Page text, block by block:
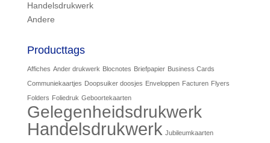
Handelsdrukwerk
Andere
Producttags
Affiches Ander drukwerk Blocnotes Briefpapier Business Cards
Communiekaartjes Doopsuiker doosjes Enveloppen Facturen Flyers
Folders Foliedruk Geboortekaarten
Gelegenheidsdrukwerk
Handelsdrukwerk Jubileumkaarten